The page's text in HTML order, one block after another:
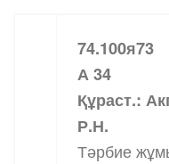
74.100я73
А 34
Құраст.:
Р.Н.
Тәрбие